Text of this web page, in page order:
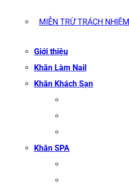
MIỄN TRỪ TRÁCH NHIỆM
Giới thiệu
Khăn Làm Nail
Khăn Khách Sạn
Khăn SPA